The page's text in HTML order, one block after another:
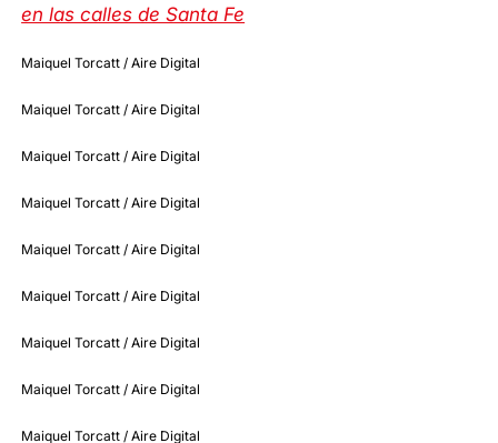
en las calles de Santa Fe
Maiquel Torcatt / Aire Digital
Maiquel Torcatt / Aire Digital
Maiquel Torcatt / Aire Digital
Maiquel Torcatt / Aire Digital
Maiquel Torcatt / Aire Digital
Maiquel Torcatt / Aire Digital
Maiquel Torcatt / Aire Digital
Maiquel Torcatt / Aire Digital
Maiquel Torcatt / Aire Digital